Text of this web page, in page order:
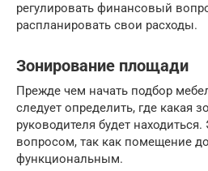
регулировать финансовый
распланировать свои расходы.
Зонирование площади
Прежде чем начать подбор
следует определить, где какая
руководителя будет
вопросом, так как помещение
функциональным.